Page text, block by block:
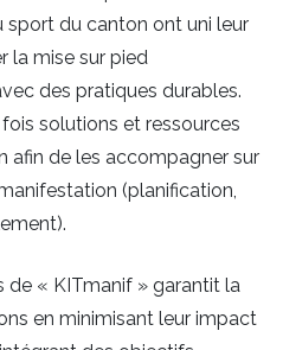
sport du canton ont uni leur
la mise sur pied
des pratiques durables.
solutions et ressources
afin de les accompagner sur
(planification,
de « KITmanif » garantit la
en minimisant leur impact